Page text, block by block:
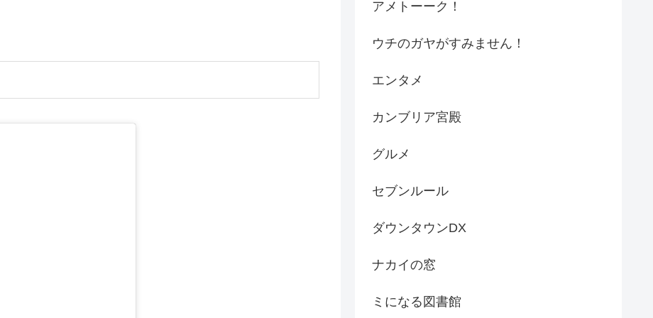
アメトーーク！
ウチのガヤがすみません！
エンタメ
カンブリア宮殿
グルメ
セブンルール
ダウンタウンDX
ナカイの窓
ミになる図書館